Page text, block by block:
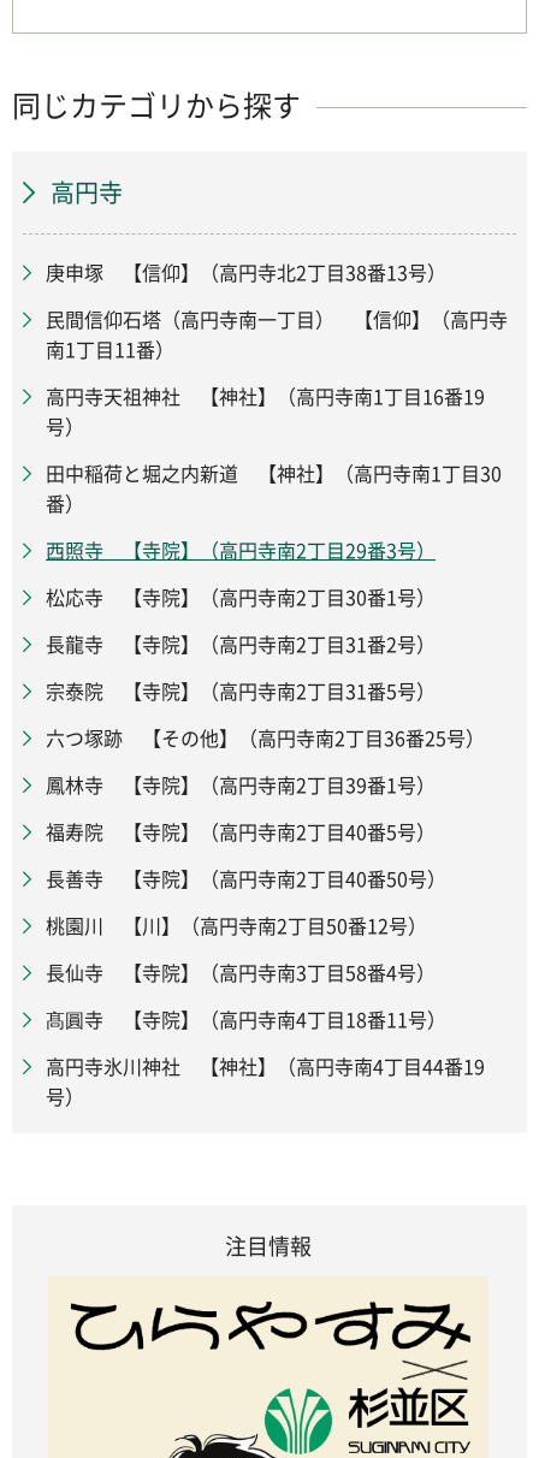
同じカテゴリから探す
高円寺
庚申塚 【信仰】（高円寺北2丁目38番13号）
民間信仰石塔（高円寺南一丁目） 【信仰】（高円寺
南1丁目11番）
高円寺天祖神社 【神社】（高円寺南1丁目16番19
号）
田中稲荷と堀之内新道 【神社】（高円寺南1丁目30
番）
西照寺 【寺院】（高円寺南2丁目29番3号）
松応寺 【寺院】（高円寺南2丁目30番1号）
長龍寺 【寺院】（高円寺南2丁目31番2号）
宗泰院 【寺院】（高円寺南2丁目31番5号）
六つ塚跡 【その他】（高円寺南2丁目36番25号）
鳳林寺 【寺院】（高円寺南2丁目39番1号）
福寿院 【寺院】（高円寺南2丁目40番5号）
長善寺 【寺院】（高円寺南2丁目40番50号）
桃園川 【川】（高円寺南2丁目50番12号）
長仙寺 【寺院】（高円寺南3丁目58番4号）
髙圓寺 【寺院】（高円寺南4丁目18番11号）
高円寺氷川神社 【神社】（高円寺南4丁目44番19
号）
注目情報